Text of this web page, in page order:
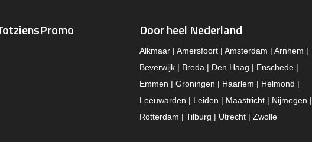
Door heel Nederland
Alkmaar | Amersfoort | Amsterdam | Arnhem |
Beverwijk | Breda | Den Haag | Enschede |
Emmen | Groningen | Haarlem | Helmond |
Leeuwarden | Leiden | Maastricht | Nijmegen |
Rotterdam | Tilburg | Utrecht | Zwolle